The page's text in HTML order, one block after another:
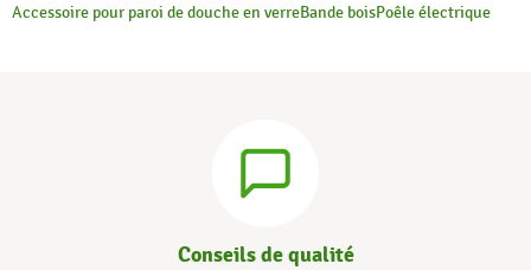
Accessoire pour paroi de douche en verreBande boisPoêle électrique
Conseils de qualité